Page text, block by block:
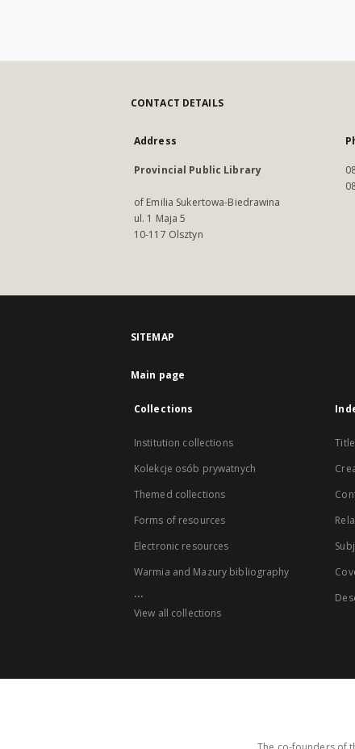
CONTACT DETAILS
Address
Provincial Public Library
of Emilia Sukertowa-Biedrawina
ul. 1 Maja 5
10-117 Olsztyn
SITEMAP
Main page
Collections
Institution collections
Kolekcje osób prywatnych
Themed collections
Forms of resources
Electronic resources
Warmia and Mazury bibliography
...
View all collections
Title